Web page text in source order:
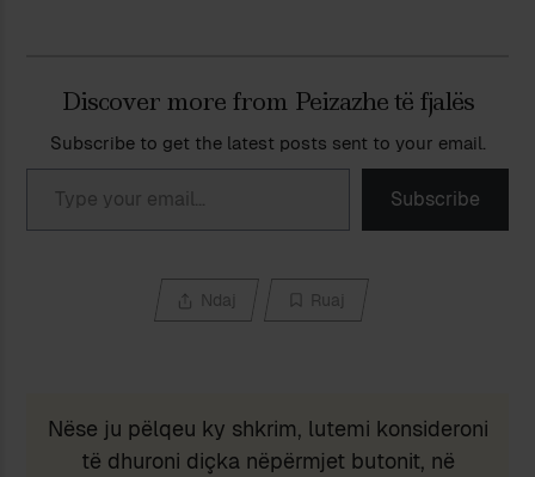
Discover more from Peizazhe të fjalës
Subscribe to get the latest posts sent to your email.
Type your email…
Subscribe
Ndaj Ruaj
Nëse ju pëlqeu ky shkrim, lutemi konsideroni
të dhuroni diçka nëpërmjet butonit, në